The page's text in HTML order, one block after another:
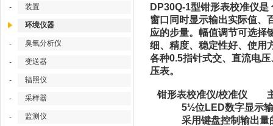
- 装置
环境仪器
- 臭氧分析仪
- 变送器
- 辐照仪
- 采样器
- 监测仪
DP30Q-1型钳形表校准仪
窗口同时显示输出实际值、
应的步量。幅值调节可选择
细、精度、稳定性好、使用
各种0.5指针式交、直流电
压表。
钳形表校准仪/校准仪
5½位LED数字显示输出
采用键盘控制输出量的